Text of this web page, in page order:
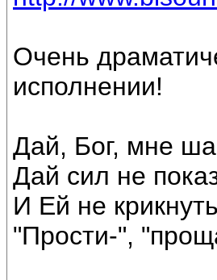
Очень
исполнении!
Дай, Бог, мне
Дай сил не
И Ей не
"Прости-",